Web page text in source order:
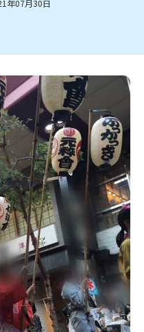
上越
潟市西区
新潟市北区
潟市秋葉区
新潟市西蒲区
内・粟島
・阿賀
燕・弥彦
魚沼・南魚沼・湯沢
・糸魚川
洋食
ランチ
クアウト
季節・期間限定
パスタ
ツ
デカ盛り・大盛り
鮮・鮨
そば・うどん
トビール
気払い
ライブ・コンサート
にいがた酒の陣・新潟
花火大会
入場無料
スポーツ アルビレックス
フィットネス・ジム
テル 旅館
水族館
リユース・買取
ラブラ万代・ラブラ2
丹
ピア万代
アウト
ジャー
家電・携帯電話
EC イベント
求人
長岡・見附 チラシ
目 チラシ
週末セール
ルセール
りセール
年07月30日